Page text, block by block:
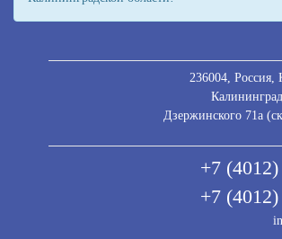
236004, Россия,
Дзержинского 71а
+7
+7